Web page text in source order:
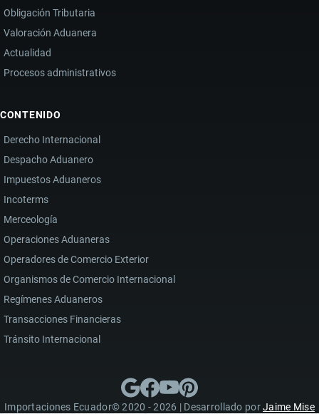
Obligación Tributaria
Valoración Aduanera
Actualidad
Procesos administrativos
CONTENIDO
Derecho Internacional
Despacho Aduanero
Impuestos Aduaneros
Incoterms
Merceología
Operaciones Aduaneras
Operadores de Comercio Exterior
Organismos de Comercio Internacional
Regímenes Aduaneros
Transacciones Financieras
Tránsito Internacional
Importaciones Ecuador© 2020 - 2026 | Desarrollado porJaime Mise